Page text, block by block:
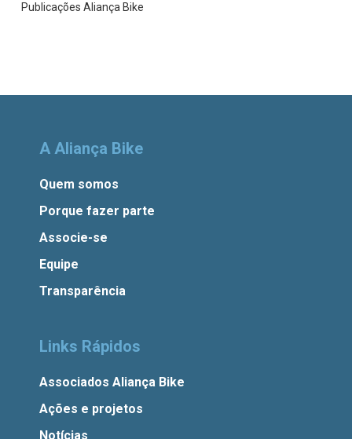
Publicações Aliança Bike
A Aliança Bike
Quem somos
Porque fazer parte
Associe-se
Equipe
Transparência
Links Rápidos
Associados Aliança Bike
Ações e projetos
Notícias